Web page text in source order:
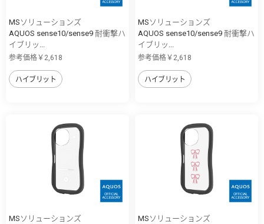
MSソリューションズ
AQUOS sense10/sense9 耐衝撃ハ
イブリッ...
参考価格￥2,618
ハイブリット
MSソリューションズ
AQUOS sense10/sense9 耐衝撃ハ
イブリッ...
参考価格￥2,618
ハイブリット
MSソリューションズ
MSソリューションズ